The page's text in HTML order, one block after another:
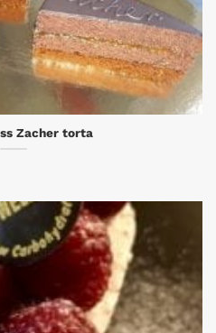
Zacher torta